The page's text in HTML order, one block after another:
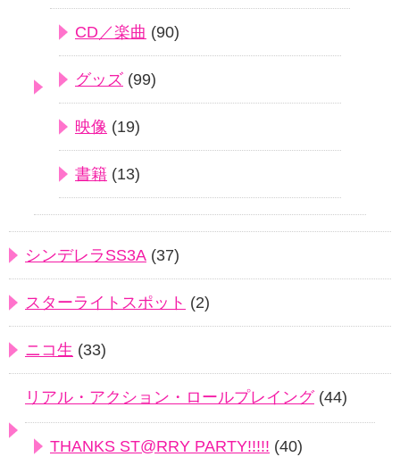
CD／楽曲 (90)
グッズ (99)
映像 (19)
書籍 (13)
シンデレラSS3A (37)
スターライトスポット (2)
ニコ生 (33)
リアル・アクション・ロールプレイング(44)
THANKS ST@RRY PARTY!!!!! (40)